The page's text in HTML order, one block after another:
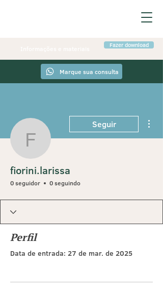
Marque sua consulta
Fazer download
fiorini.larissa
Seguir
fiorini.larissa
0 seguidor 0 seguindo
Perfil
Data de entrada: 27 de mar. de 2025